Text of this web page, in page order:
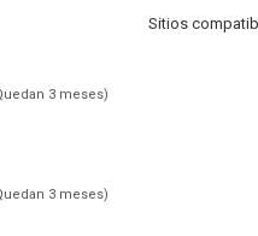
Sitios
3 meses)
3 meses)